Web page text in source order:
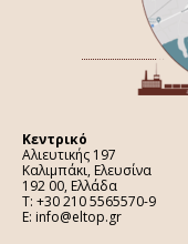
Κεντρικό
Αλιευτικής 197
Καλιμπάκι, Ελευσίνα
192 00, Ελλάδα
Τ: +30 210 5565570-9
E: info@eltop.gr